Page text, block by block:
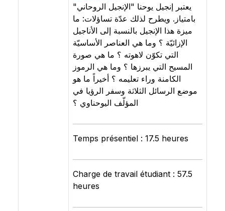
يعتبر إنجيل يوحنا "الإنجيل الروحاني"
بامتياز. ويطرح لذلك عدّة تساؤلات: ما
ميزة هذا الإنجيل بالنسبة إلى الأناجيل
الإزائيّة ؟ وما هي العناصر الأساسيّة
التي تكوّن لاهوته ؟ ما هي صورة
المسيح التي يبرزها ؟ وما هي الرموز
الكامنة وراء تعليمه ؟ أخيراً ما هو
موضع الرسائل الثلاثة وسفر الرؤيا في
المؤلّف اليوحناوي ؟
Temps présentiel : 17.5 heures
Charge de travail étudiant : 57.5
heures